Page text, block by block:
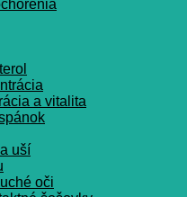
a vitalita
uší
oči